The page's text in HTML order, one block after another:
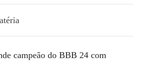
campeão do BBB 24 com